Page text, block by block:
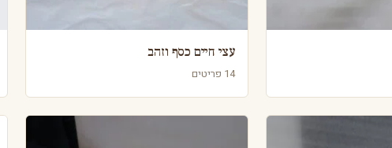
עצי חיים כסף וזהב
14 פריטים